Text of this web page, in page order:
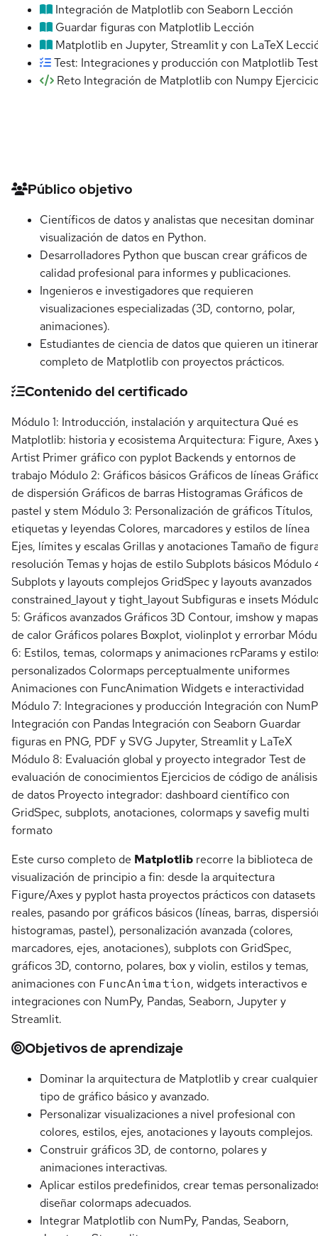
Integración de Matplotlib con Seaborn Lección
Guardar figuras con Matplotlib Lección
Matplotlib en Jupyter, Streamlit y con LaTeX
Test: Integraciones y producción con MatplotlibTest
Reto Integración de Matplotlib con Numpy
Detalles del curso
Público objetivo
Científicos de datos y analistas que necesitan dominar
visualización de datos en Python.
Desarrolladores Python que buscan crear gráficos de
calidad profesional para informes y publicaciones.
Ingenieros e investigadores que requieren
visualizaciones especializadas (3D, contorno, polar,
animaciones).
Estudiantes de ciencia de datos que quieren un
completo de Matplotlib con proyectos prácticos.
Contenido del certificado
Módulo 1: Introducción, instalación y arquitectura Qué es
Matplotlib: historia y ecosistema Arquitectura: Figure, Axes
Artist Primer gráfico con pyplot Backends y entornos de
trabajo Módulo 2: Gráficos básicos Gráficos de líneas
de dispersión Gráficos de barras Histogramas Gráficos de
pastel y stem Módulo 3: Personalización de gráficos Títulos,
etiquetas y leyendas Colores, marcadores y estilos de línea
Ejes, límites y escalas Grillas y anotaciones Tamaño de
resolución Temas y hojas de estilo Subplots básicos Módulo
Subplots y layouts complejos GridSpec y layouts avanzados
constrained_layout y tight_layout Subfiguras e insets
5: Gráficos avanzados Gráficos 3D Contour, imshow y mapas
de calor Gráficos polares Boxplot, violinplot y errorbar
6: Estilos, temas, colormaps y animaciones rcParams y
personalizados Colormaps perceptualmente uniformes
Animaciones con FuncAnimation Widgets e interactividad
Módulo 7: Integraciones y producción Integración con
Integración con Pandas Integración con Seaborn Guardar
figuras en PNG, PDF y SVG Jupyter, Streamlit y LaTeX
Módulo 8: Evaluación global y proyecto integrador Test de
evaluación de conocimientos Ejercicios de código de análisis
de datos Proyecto integrador: dashboard científico con
GridSpec, subplots, anotaciones, colormaps y savefig multi
formato
Este curso completo de Matplotlib recorre la biblioteca de
visualización de principio a fin: desde la arquitectura
Figure/Axes y pyplot hasta proyectos prácticos con datasets
reales, pasando por gráficos básicos (líneas, barras,
histogramas, pastel), personalización avanzada (colores,
marcadores, ejes, anotaciones), subplots con GridSpec,
gráficos 3D, contorno, polares, box y violin, estilos y temas,
animaciones con FuncAnimation, widgets interactivos e
integraciones con NumPy, Pandas, Seaborn, Jupyter y
Streamlit.
Objetivos de aprendizaje
Dominar la arquitectura de Matplotlib y crear cualquier
tipo de gráfico básico y avanzado.
Personalizar visualizaciones a nivel profesional con
colores, estilos, ejes, anotaciones y layouts complejos.
Construir gráficos 3D, de contorno, polares y
animaciones interactivas.
Aplicar estilos predefinidos, crear temas
diseñar colormaps adecuados.
Integrar Matplotlib con NumPy, Pandas, Seaborn,